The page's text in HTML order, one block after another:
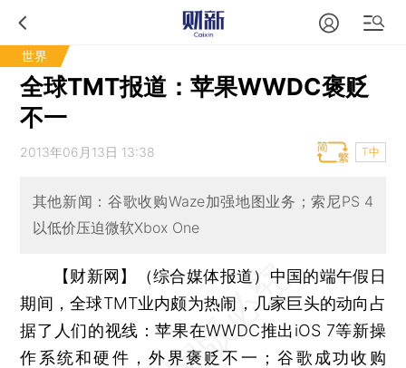
世界
全球TMT报道：苹果WWDC褒贬
不一
2013年06月13日 13:38 T中
其他新闻：谷歌收购Waze加强地图业务；索尼PS 4
以低价压迫微软Xbox One
【财新网】（综合媒体报道） 中国的端午假日
期间，全球TMT业内颇为热闹，几家巨头的动向占
据了人们的视线：苹果在WWDC推出iOS 7等新操
作系统和硬件，外界褒贬不一；谷歌成功收购